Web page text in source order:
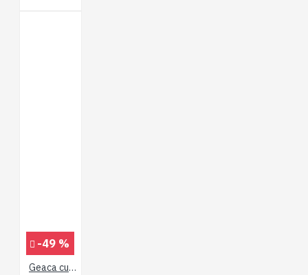
-49 %
Geaca cu Gluga Impermeabila Navy - CONTRAST WATERPROOF JACKET - 2XL 3XL 4XL 5XL 6XL 7XL